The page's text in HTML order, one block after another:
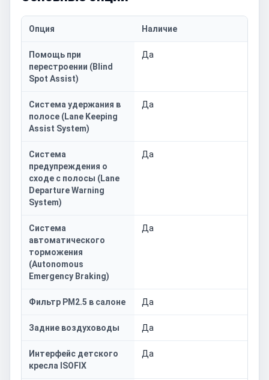
Опция Наличие
Помощь при
перестроении (Blind
Spot Assist)
Да
Система удержания в
полосе (Lane Keeping
Assist System)
Да
Система
предупреждения о
сходе с полосы (Lane
Departure Warning
System)
Да
Система
автоматического
торможения
(Autonomous
Emergency Braking)
Да
Фильтр PM2.5 в салоне Да
Задние воздуховоды Да
Интерфейс детского
кресла ISOFIX
Да